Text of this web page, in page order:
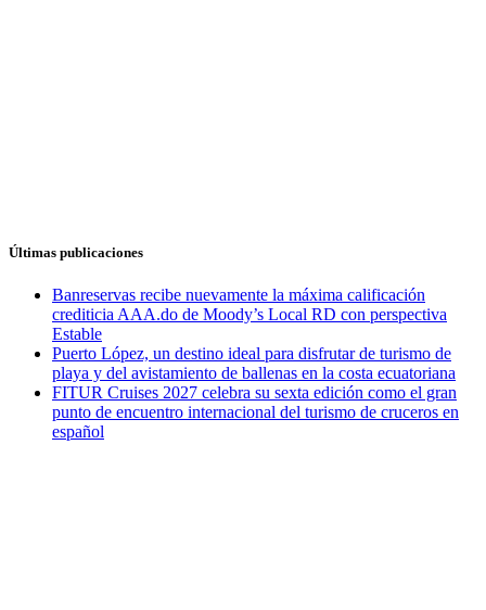
Últimas publicaciones
Banreservas recibe nuevamente la máxima calificación
crediticia AAA.do de Moody’s Local RD con perspectiva
Estable
Puerto López, un destino ideal para disfrutar de turismo de
playa y del avistamiento de ballenas en la costa ecuatoriana
FITUR Cruises 2027 celebra su sexta edición como el gran
punto de encuentro internacional del turismo de cruceros en
español